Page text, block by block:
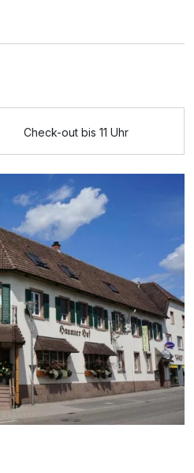
p.P. ab547,00 €
Check-out bis 11 Uhr